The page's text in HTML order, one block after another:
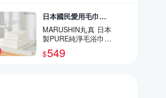
日本國民愛用毛巾品牌
MARUSHIN丸真 日本
製PURE純淨毛浴巾超
值2件組 (浴巾x1 +毛
巾x1)
$549